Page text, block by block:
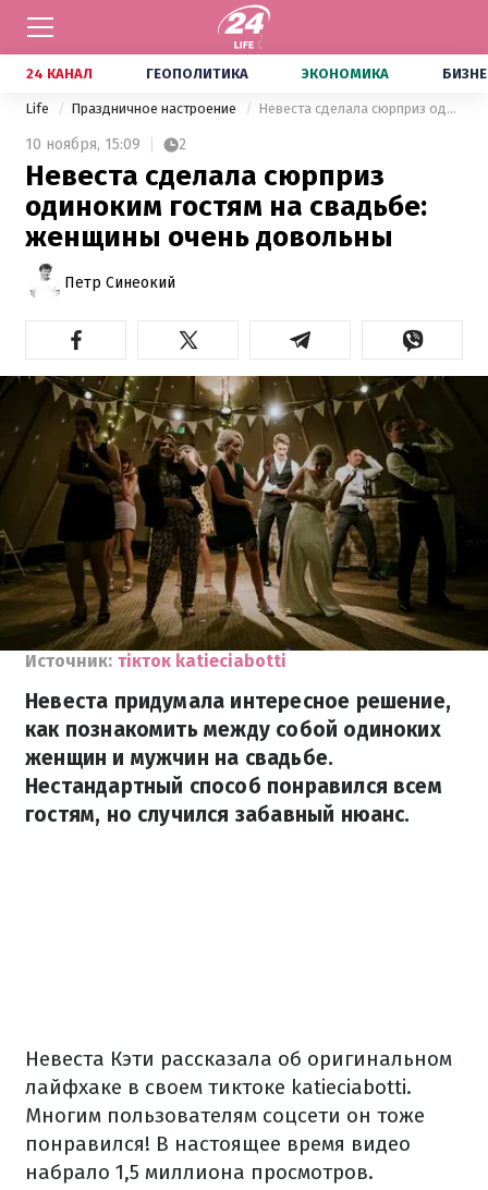
24 КАНАЛ ГЕОПОЛИТИКА ЭКОНОМИКА
Life Праздничное настроение Невеста сделала сюрприз одиноким гостям на свадьбе: женщины очень довольны
10 ноября, 15:09 2
Невеста сделала сюрприз
одиноким гостям на свадьбе:
женщины очень довольны
Петр Синеокий
Источник: тікток katieciabotti
Невеста придумала интересное решение,
как познакомить между собой одиноких
женщин и мужчин на свадьбе.
Нестандартный способ понравился всем
гостям, но случился забавный нюанс.
Невеста Кэти рассказала об оригинальном
лайфхаке в своем тиктоке katieciabotti.
Многим пользователям соцсети он тоже
понравился! В настоящее время видео
набрало 1,5 миллиона просмотров.